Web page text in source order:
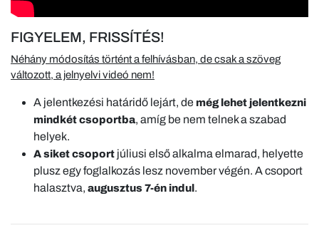
FIGYELEM, FRISSÍTÉS!
Néhány módosítás történt a felhívásban, de csak a szöveg
változott, a jelnyelvi videó nem!
A jelentkezési határidő lejárt, de még lehet jelentkezni
mindkét csoportba, amíg be nem telnek a szabad
helyek.
A siket csoport júliusi első alkalma elmarad, helyette
plusz egy foglalkozás lesz november végén. A csoport
halasztva, augusztus 7-én indul.